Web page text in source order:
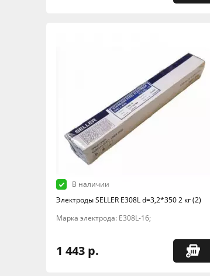
В наличии
Электроды SELLER E308L d=3,2*350 2 кг (2)
Марка электрода: E308L-16;
1 443 р.